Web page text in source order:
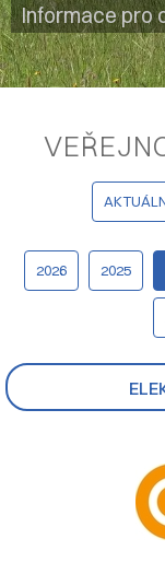
Informace pro
2026 2025